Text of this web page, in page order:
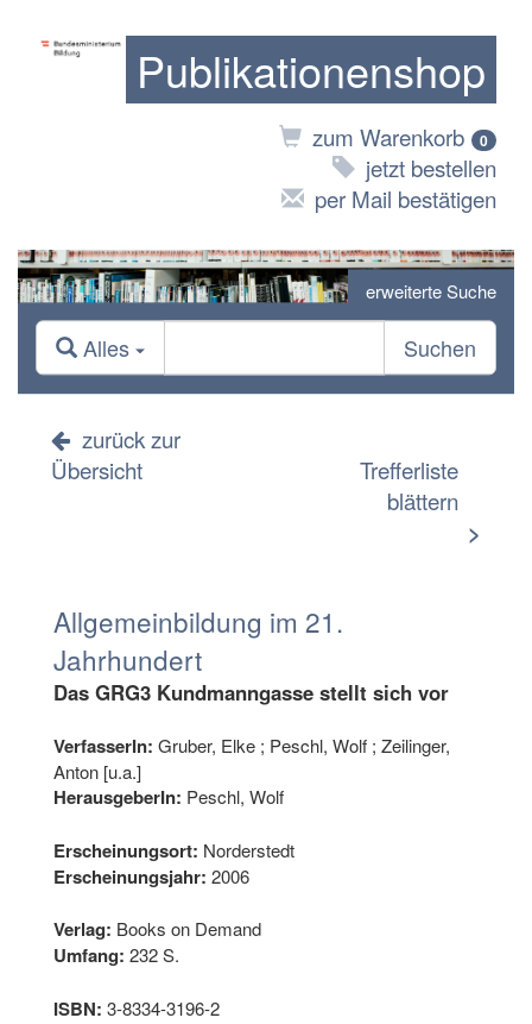
Publikationenshop
zum Warenkorb 0
jetzt bestellen
per Mail bestätigen
erweiterte Suche
Alles Suchen
zurück zur
Übersicht
Trefferliste
blättern
>
Allgemeinbildung im 21.
Jahrhundert
Das GRG3 Kundmanngasse stellt sich vor
VerfasserIn: Gruber, Elke ; Peschl, Wolf ; Zeilinger,
Anton [u.a.]
HerausgeberIn: Peschl, Wolf
Erscheinungsort: Norderstedt
Erscheinungsjahr: 2006
Verlag: Books on Demand
Umfang: 232 S.
ISBN: 3-8334-3196-2